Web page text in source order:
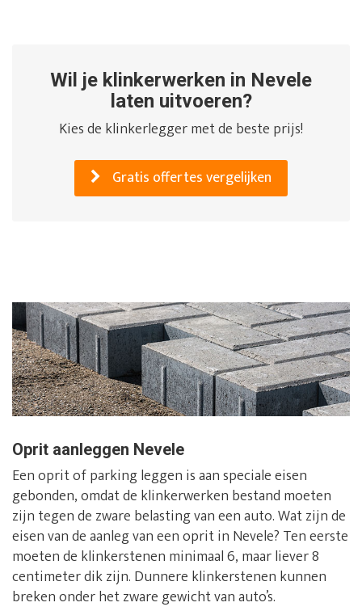
Wil je klinkerwerken in Nevele
laten uitvoeren?
Kies de klinkerlegger met de beste prijs!
Gratis offertes vergelijken
Oprit aanleggen Nevele
Een oprit of parking leggen is aan speciale eisen
gebonden, omdat de klinkerwerken bestand moeten
zijn tegen de zware belasting van een auto. Wat zijn de
eisen van de aanleg van een oprit in Nevele? Ten eerste
moeten de klinkerstenen minimaal 6, maar liever 8
centimeter dik zijn. Dunnere klinkerstenen kunnen
breken onder het zware gewicht van auto’s.